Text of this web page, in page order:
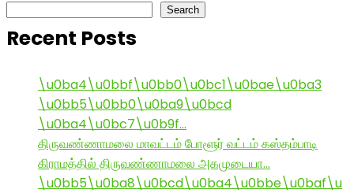
Search
Recent Posts
\u0ba4\u0bbf\u0bb0\u0bc1\u0bae\u0ba3
\u0bb5\u0bb0\u0ba9\u0bcd
\u0ba4\u0bc7\u0b9f…
திருவண்ணாமலை மாவட்டம் போளூர் வட்டம் கஸ்தம்பாடி
கிராமத்தில் திருவண்ணாமலை அகமுடையா…
\u0bb5\u0ba8\u0bcd\u0ba4\u0bbe\u0baf\u